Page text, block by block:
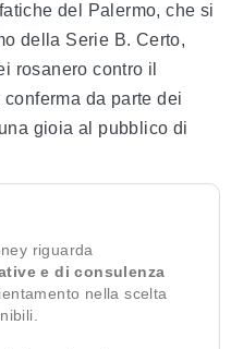
del Palermo, che si
della Serie B. Certo,
rosanero contro il
da parte dei
gioia al pubblico di
riguarda
e di consulenza
nella scelta